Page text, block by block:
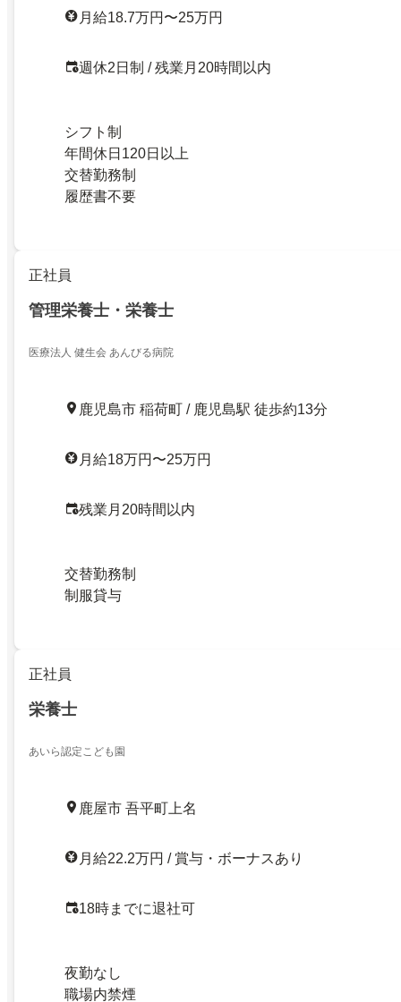
月給18.7万円〜25万円
週休2日制 / 残業月20時間以内
シフト制
年間休日120日以上
交替勤務制
履歴書不要
正社員
管理栄養士・栄養士
医療法人 健生会 あんびる病院
鹿児島市 稲荷町 / 鹿児島駅 徒歩約13分
月給18万円〜25万円
残業月20時間以内
交替勤務制
制服貸与
正社員
栄養士
あいら認定こども園
鹿屋市 吾平町上名
月給22.2万円 / 賞与・ボーナスあり
18時までに退社可
夜勤なし
職場内禁煙